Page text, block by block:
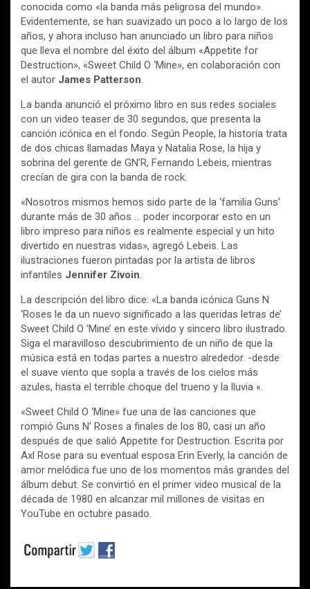
conocida como «la banda más peligrosa del mundo».
Evidentemente, se han suavizado un poco a lo largo de los
años, y ahora incluso han anunciado un libro para niños
que lleva el nombre del éxito del álbum «Appetite for
Destruction», «Sweet Child O ‘Mine», en colaboración con
el autor James Patterson.
La banda anunció el próximo libro en sus redes sociales
con un video teaser de 30 segundos, que presenta la
canción icónica en el fondo. Según People, la historia trata
de dos chicas llamadas Maya y Natalia Rose, la hija y
sobrina del gerente de GN’R, Fernando Lebeis, mientras
crecían de gira con la banda de rock.
«Nosotros mismos hemos sido parte de la ‘familia Guns’
durante más de 30 años … poder incorporar esto en un
libro impreso para niños es realmente especial y un hito
divertido en nuestras vidas», agregó Lebeis. Las
ilustraciones fueron pintadas por la artista de libros
infantiles Jennifer Zivoin.
La descripción del libro dice: «La banda icónica Guns N
‘Roses le da un nuevo significado a las queridas letras de’
Sweet Child O ‘Mine’ en este vívido y sincero libro ilustrado.
Siga el maravilloso descubrimiento de un niño de que la
música está en todas partes a nuestro alrededor. -desde
el suave viento que sopla a través de los cielos más
azules, hasta el terrible choque del trueno y la lluvia «.
«Sweet Child O ‘Mine» fue una de las canciones que
rompió Guns N’ Roses a finales de los 80, casi un año
después de que salió Appetite for Destruction. Escrita por
Axl Rose para su eventual esposa Erin Everly, la canción de
amor melódica fue uno de los momentos más grandes del
álbum debut. Se convirtió en el primer video musical de la
década de 1980 en alcanzar mil millones de visitas en
YouTube en octubre pasado.